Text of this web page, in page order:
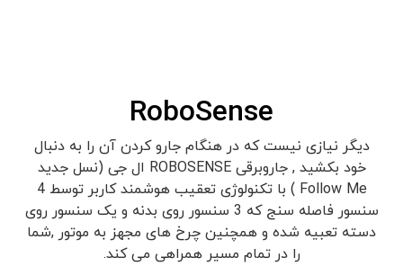
RoboSense
دیگر نیازی نیست که در هنگام جارو کردن آن را به دنبال
خود بکشید , جاروبرقی ROBOSENSE ال جی (نسل جدید
Follow Me ) با تکنولوژی تعقیب هوشمند کاربر توسط 4
سنسور فاصله سنج که 3 سنسور روی بدنه و یک سنسور روی
دسته تعبیه شده و همچنین چرخ های مجهز به موتور ,شما
را در تمام مسیر همراهی می کند.